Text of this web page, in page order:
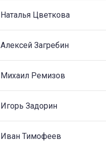
Наталья Цветкова
Алексей Загребин
Михаил Ремизов
Игорь Задорин
Иван Тимофеев